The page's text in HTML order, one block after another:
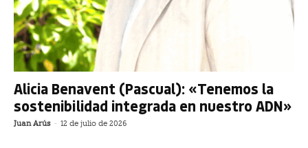
Alicia Benavent (Pascual): «Tenemos la
sostenibilidad integrada en nuestro ADN»
Juan Arús - 12 de julio de 2026